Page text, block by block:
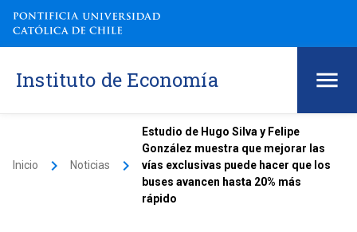
Instituto de Economía
Inicio keyboard_arrow_right Noticias keyboard_arrow_right
Estudio de Hugo Silva y Felipe
González muestra que mejorar las
vías exclusivas puede hacer que los
buses avancen hasta 20% más
rápido